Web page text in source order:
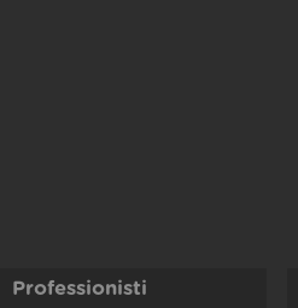
Professionisti